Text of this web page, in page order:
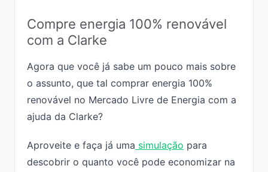
Compre energia 100% renovável
com a Clarke
Agora que você já sabe um pouco mais sobre
o assunto, que tal comprar energia 100%
renovável no Mercado Livre de Energia com a
ajuda da Clarke?
Aproveite e faça já uma simulação para
descobrir o quanto você pode economizar na